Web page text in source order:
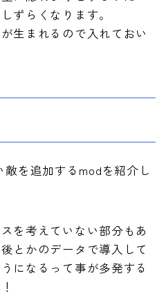
ずらくなります。
生まれるので入れておい
を追加するmodを紹介し
を考えていない部分もあ
とかのデータで導入して
になるって事が多発する